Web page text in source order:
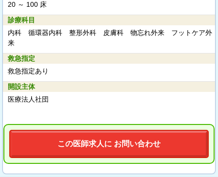
20 ～ 100 床
診療科目
内科 循環器内科 整形外科 皮膚科 物忘れ外来 フットケア外
来
救急指定
救急指定あり
開設主体
医療法人社団
この医師求人に お問い合わせ